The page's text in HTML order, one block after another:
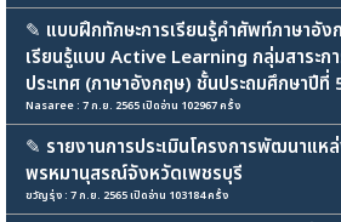
✎ แบบฝึกทักษะการเรียนรู้คำศัพท์ภาษาอัง
เรียนรู้แบบ Active Learning กลุ่มสาระก
ประเทศ (ภาษาอังกฤษ) ชั้นประถมศึกษาปีที่
Nasaree : 7 ก.ย. 2565 เปิดอ่าน 102967 ครั้ง
✎ รายงานการประเมินโครงการพัฒนาแหล่
พรหมานุสรณ์จังหวัดเพชรบุรี
ขวัญรุ่ง : 7 ก.ย. 2565 เปิดอ่าน 103184 ครั้ง